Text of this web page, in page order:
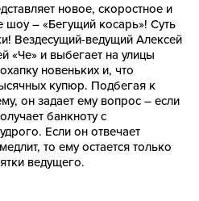
новое, скоростное и
шоу – «Бегущий косарь»! Суть
Вездесущий-ведущий Алексей
«Че» и выбегает на улицы
новеньких и, что
купюр. Подбегая к
он задает ему вопрос – если
банкноту с
Если он отвечает
то ему остается только
ведущего.